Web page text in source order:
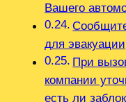
Вашего
для эвакуации
При
компании
есть ли